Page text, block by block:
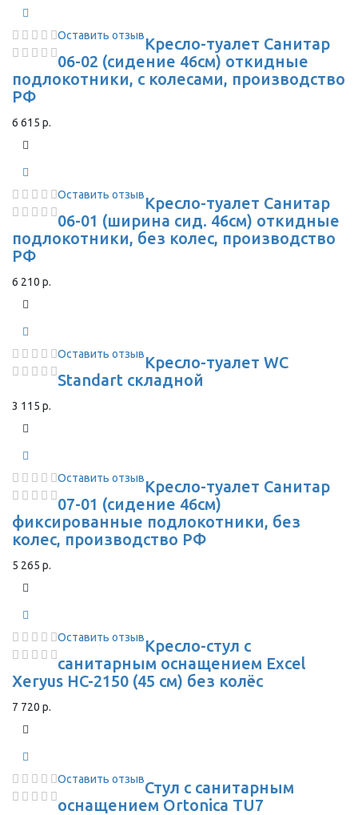
Оставить отзывКресло-туалет Санитар
06-02 (сидение 46см) откидные
подлокотники, с колесами, производство
РФ
6 615 р.
Оставить отзывКресло-туалет Санитар
06-01 (ширина сид. 46см) откидные
подлокотники, без колес, производство
РФ
6 210 р.
Оставить отзывКресло-туалет WC
Standart складной
3 115 р.
Оставить отзывКресло-туалет Санитар
07-01 (сидение 46см)
фиксированные подлокотники, без
колес, производство РФ
5 265 р.
Оставить отзывКресло-стул с
санитарным оснащением Excel
Xeryus HC-2150 (45 см) без колёс
7 720 р.
Оставить отзывСтул с санитарным
оснащением Ortonica TU7